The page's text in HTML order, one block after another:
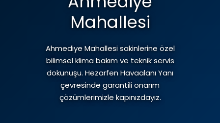
Klima Tamiri
Klima Montajı
Klima Gaz Dolumu
Kombi Bakımı
Kombi Tamiri
Kombi Montajı
Hizmetler
Hakkımızda
Mahallesi
Ahmediye Mahallesi sakinlerine özel
bilimsel klima bakım ve teknik servis
dokunuşu. Hezarfen Havaalanı Yanı
çevresinde garantili onarım
çözümlerimizle kapınızdayız.